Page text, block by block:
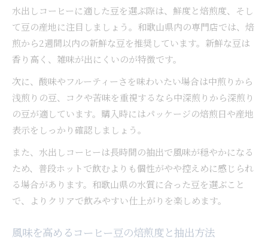
水出しコーヒーに適した豆を選ぶ際は、鮮度と焙煎度、そし
て豆の産地に注目しましょう。和歌山県内の専門店では、焙
煎から2週間以内の新鮮な豆を推奨しています。新鮮な豆は
香り高く、雑味が出にくいのが特徴です。
次に、酸味やフルーティーさを味わいたい場合は中煎りから
浅煎りの豆、コクや苦味を重視するなら中深煎りから深煎り
の豆が適しています。購入時にはパッケージの焙煎日や産地
表示をしっかり確認しましょう。
また、水出しコーヒーは長時間の抽出で風味が穏やかになる
ため、普段ホットで飲むよりも個性がやや控えめに感じられ
る場合があります。和歌山県の水質に合った豆を選ぶこと
で、よりクリアで飲みやすい仕上がりを楽しめます。
風味を高めるコーヒー豆の焙煎度と抽出方法